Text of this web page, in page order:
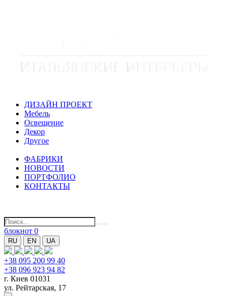
ДИЗАЙН ПРОЕКТ
Мебель
Освещение
Декор
Другое
ФАБРИКИ
НОВОСТИ
ПОРТФОЛИО
КОНТАКТЫ
блокнот 0
RU EN UA
+38 095 200 99 40
+38 096 923 94 82
г. Киев 01031
ул. Рейтарская, 17